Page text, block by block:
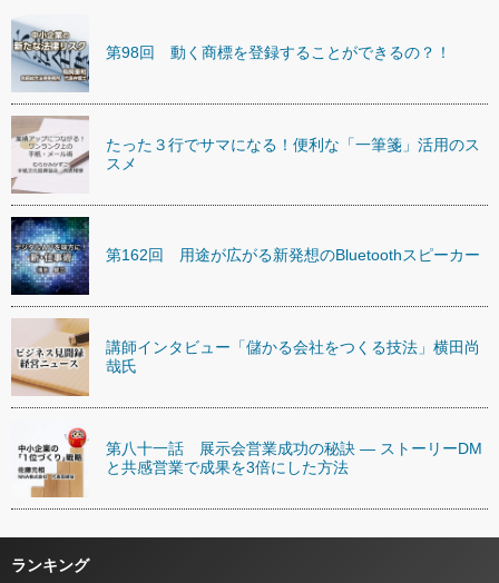
第98回 動く商標を登録することができるの？！
たった３行でサマになる！便利な「一筆箋」活用のス
スメ
第162回 用途が広がる新発想のBluetoothスピーカー
講師インタビュー「儲かる会社をつくる技法」横田尚
哉氏
第八十一話 展示会営業成功の秘訣 ― ストーリーDM
と共感営業で成果を3倍にした方法
ランキング